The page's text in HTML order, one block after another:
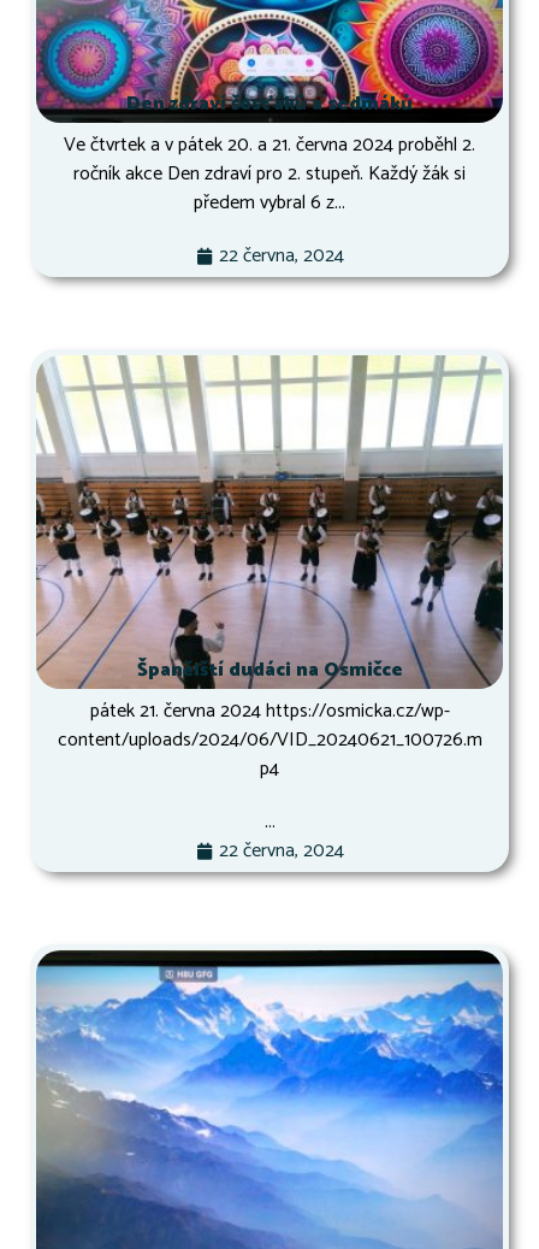
Den zdraví šesťáků a sedmáků
Ve čtvrtek a v pátek 20. a 21. června 2024 proběhl 2.
ročník akce Den zdraví pro 2. stupeň. Každý žák si
předem vybral 6 z...
22 června, 2024
Španělští dudáci na Osmičce
pátek 21. června 2024 https://osmicka.cz/wp-
content/uploads/2024/06/VID_20240621_100726.m
p4
...
22 června, 2024